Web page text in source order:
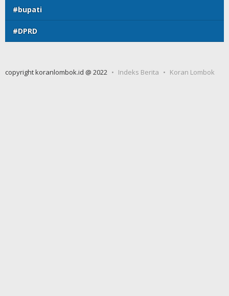
#bupati
#DPRD
copyright koranlombok.id @ 2022 Indeks Berita Koran Lombok